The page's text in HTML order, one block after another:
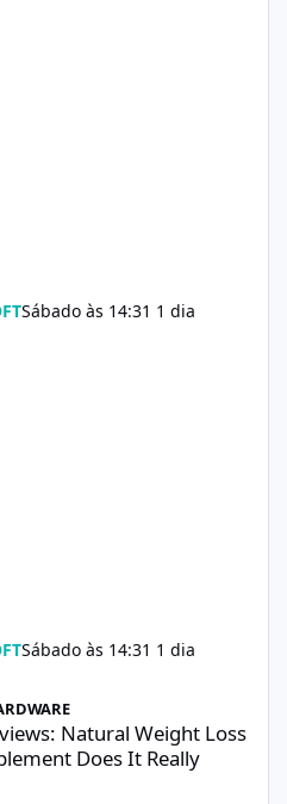
Sábado às 14:31 1 dia
Sábado às 14:31 1 dia
Loss Support Supplement
Natural Weight Loss
Does It Really